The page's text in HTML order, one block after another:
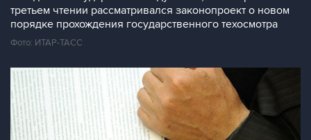
третьем чтении рассматривался законопроект о новом
порядке прохождения государственного техосмотра
Фото: ИТАР-ТАСС